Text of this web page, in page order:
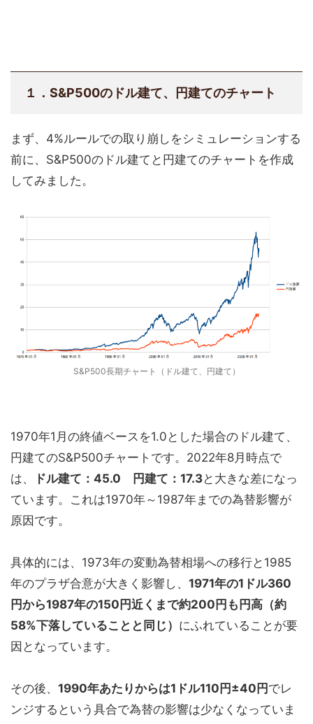
１．S&P500のドル建て、円建てのチャート
まず、4%ルールでの取り崩しをシミュレーションする
前に、S&P500のドル建てと円建てのチャートを作成
してみました。
S&P500長期チャート（ドル建て、円建て）
1970年1月の終値ベースを1.0とした場合のドル建て、
円建てのS&P500チャートです。2022年8月時点で
は、
ドル建て：45.0 円建て：17.3と大きな差になっ
ています。これは1970年～1987年までの為替影響が
原因です。
具体的には、1973年の変動為替相場への移行と1985
年のプラザ合意が大きく影響し、 1971年の1ドル360
円から1987年の150円近くまで約200円も円高（約
58%下落していることと同じ） にふれていることが要
因となっています。
その後、 1990年あたりからは1ドル110円±40円でレ
ンジするという具合で為替の影響は少なくなっていま